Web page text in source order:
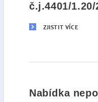
č.j.4401/1.20/
ZJISTIT VÍCE
Nabídka